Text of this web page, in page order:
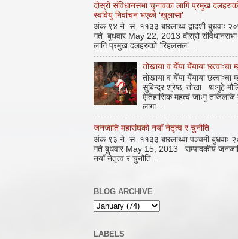
दोस्रो संविधानसभा चुनावका लागि प्रमुख
स्ववियु निर्वाचन भएको ‘खुलासा’
अंक ९४ ने. सं. ११३३ बछलाथ्व द्वादशी बुधवाः
गते बुधवार May 22, 2013 दोस्रो संविधानसभा
लागि प्रमुख दलहरुको ‘रिहलसल’...
तोखाया व येँया येँयाया छत्वाःचा
तोखाया व येँया येँयाया छत्वाःचा
सुबिन्द्र श्रेष्ठ, तोखा थःगुहे
ऐतिहासिक महत्वं जाःगु तजिलजि
लागा...
जनजाति महासंघको नयाँ नेतृत्व र चुनौति
अंक ९३ ने. सं. ११३३ बछलाथ्वा पञ्चमी बुधवाः
गते बुधवार May 15, 2013 सम्पादकीय
नयाँ नेतृत्व र चुनौति ...
BLOG ARCHIVE
LABELS